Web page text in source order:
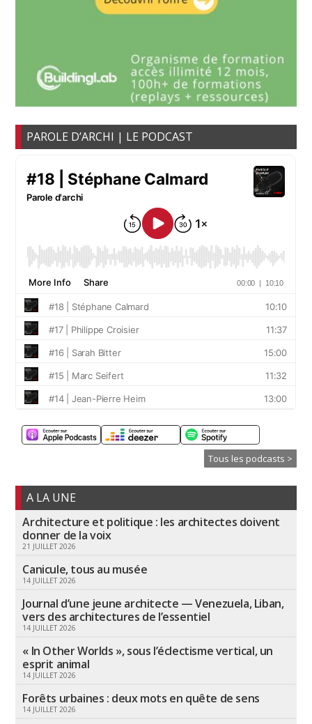
PAROLE D’ARCHI | LE PODCAST
Tous les podcasts >
A LA UNE
Architecture et politique : les architectes doivent
donner de la voix
21 JUILLET 2026
Canicule, tous au musée
14 JUILLET 2026
Journal d’une jeune architecte — Venezuela, Liban,
vers des architectures de l’essentiel
14 JUILLET 2026
« In Other Worlds », sous l’éclectisme vertical, un
esprit animal
14 JUILLET 2026
Forêts urbaines : deux mots en quête de sens
14 JUILLET 2026